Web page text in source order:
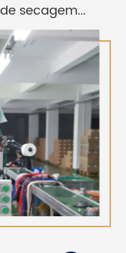
secagem...